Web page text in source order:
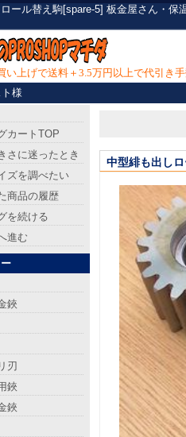
ール替え駒[spare-5] 板金屋さん・保
い上げで送料＋3.5万円以上で代引き
様
中型緋も出し
カートTOP
さに迷ったとき
ズを調べたい
商品の履歴
を続ける
進む
鋏
刃
鋏
鋏